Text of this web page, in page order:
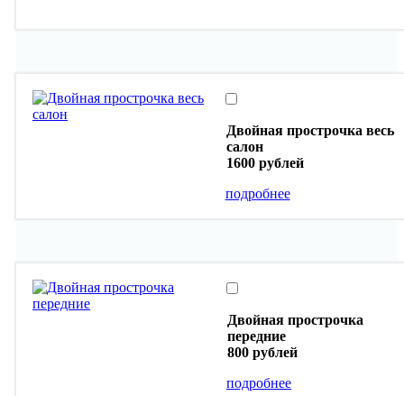
Двойная прострочка весь
салон
1600 рублей
подробнее
Двойная прострочка
передние
800 рублей
подробнее